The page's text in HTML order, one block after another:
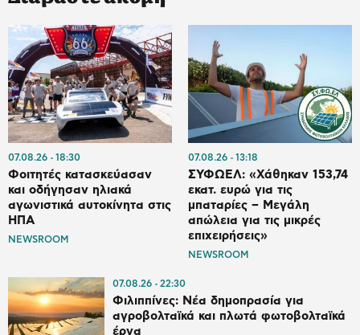
07.08.26 18:30
Φοιτητές κατασκεύασαν
και οδήγησαν ηλιακά
αγωνιστικά αυτοκίνητα στις
ΗΠΑ
NEWSROOM
07.08.26 13:18
ΣΥΦΩΕΛ: «Χάθηκαν 153,74
εκατ. ευρώ για τις
μπαταρίες – Μεγάλη
απώλεια για τις μικρές
επιχειρήσεις»
NEWSROOM
07.08.26 22:30
Φιλιππίνες: Νέα δημοπρασία για
αγροβολταϊκά και πλωτά φωτοβολταϊκά
έργα